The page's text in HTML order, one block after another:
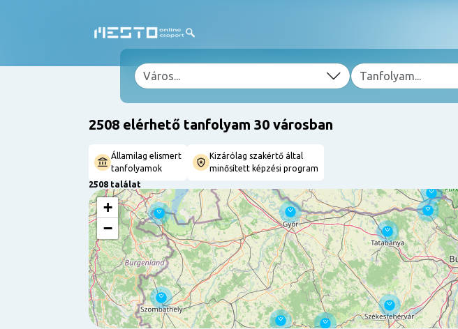
2508 elérhető tanfolyam 30 városban
Államilag elismert
tanfolyamok
Kizárólag szakértő által
minősített képzési program
2508 találat
+
−